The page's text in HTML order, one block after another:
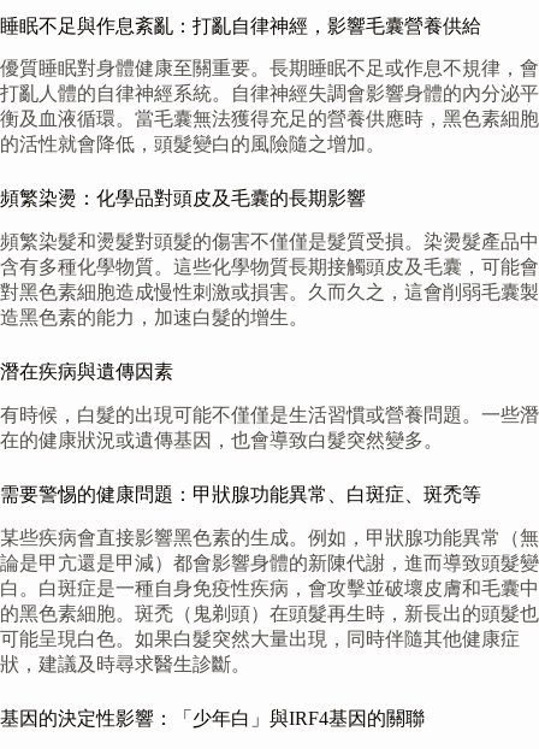
睡眠不足與作息紊亂：打亂自律神經，影響毛囊營養供給
優質睡眠對身體健康至關重要。長期睡眠不足或作息不規律，會
打亂人體的自律神經系統。自律神經失調會影響身體的內分泌平
衡及血液循環。當毛囊無法獲得充足的營養供應時，黑色素細胞
的活性就會降低，頭髮變白的風險隨之增加。
頻繁染燙：化學品對頭皮及毛囊的長期影響
頻繁染髮和燙髮對頭髮的傷害不僅僅是髮質受損。染燙髮產品中
含有多種化學物質。這些化學物質長期接觸頭皮及毛囊，可能會
對黑色素細胞造成慢性刺激或損害。久而久之，這會削弱毛囊製
造黑色素的能力，加速白髮的增生。
潛在疾病與遺傳因素
有時候，白髮的出現可能不僅僅是生活習慣或營養問題。一些潛
在的健康狀況或遺傳基因，也會導致白髮突然變多。
需要警惕的健康問題：甲狀腺功能異常、白斑症、斑禿等
某些疾病會直接影響黑色素的生成。例如，甲狀腺功能異常（無
論是甲亢還是甲減）都會影響身體的新陳代謝，進而導致頭髮變
白。白斑症是一種自身免疫性疾病，會攻擊並破壞皮膚和毛囊中
的黑色素細胞。斑禿（鬼剃頭）在頭髮再生時，新長出的頭髮也
可能呈現白色。如果白髮突然大量出現，同時伴隨其他健康症
狀，建議及時尋求醫生診斷。
基因的決定性影響：「少年白」與IRF4基因的關聯